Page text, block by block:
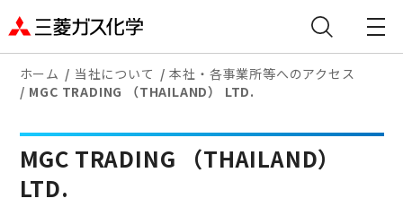
ホーム 当社について
本社・各事業所等へのアクセス
MGC TRADING （THAILAND） LTD.
MGC TRADING （THAILAND）
LTD.